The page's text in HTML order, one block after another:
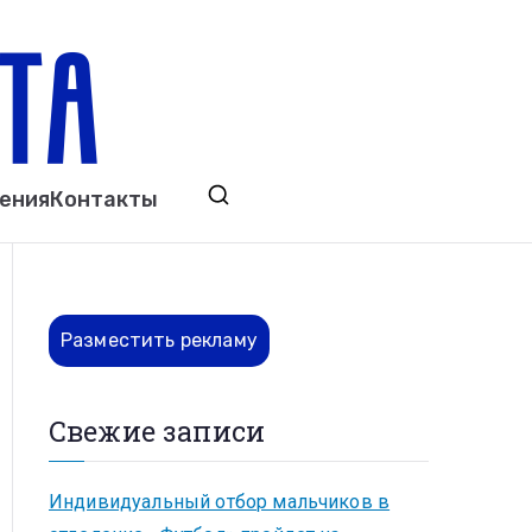
Выкса. Муром. Кулебаки. Навашино,
Контакты
Разместить рекламу
Свежие записи
Индивидуальный отбор мальчиков в